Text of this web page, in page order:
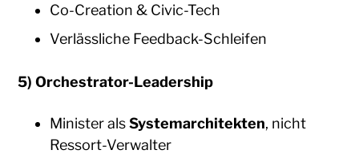
Co-Creation & Civic-Tech
Verlässliche Feedback-Schleifen
5) Orchestrator-Leadership
Minister alsSystemarchitekten, nicht
Ressort-Verwalter